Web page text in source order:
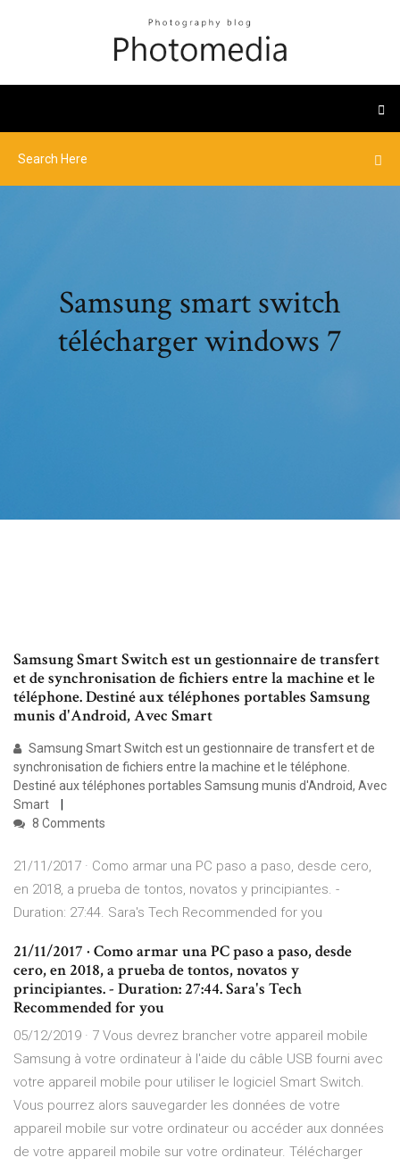
Samsung smart switch
télécharger windows 7
Samsung Smart Switch est un gestionnaire de transfert
et de synchronisation de fichiers entre la machine et le
téléphone. Destiné aux téléphones portables Samsung
munis d'Android, Avec Smart
Samsung Smart Switch est un gestionnaire de transfert et de
synchronisation de fichiers entre la machine et le téléphone.
Destiné aux téléphones portables Samsung munis d'Android, Avec
Smart
8 Comments
21/11/2017 · Como armar una PC paso a paso, desde cero,
en 2018, a prueba de tontos, novatos y principiantes. -
Duration: 27:44. Sara's Tech Recommended for you
21/11/2017 · Como armar una PC paso a paso, desde
cero, en 2018, a prueba de tontos, novatos y
principiantes. - Duration: 27:44. Sara's Tech
Recommended for you
05/12/2019 · 7 Vous devrez brancher votre appareil mobile
Samsung à votre ordinateur à l'aide du câble USB fourni avec
votre appareil mobile pour utiliser le logiciel Smart Switch.
Vous pourrez alors sauvegarder les données de votre
appareil mobile sur votre ordinateur ou accéder aux données
de votre appareil mobile sur votre ordinateur. Télécharger